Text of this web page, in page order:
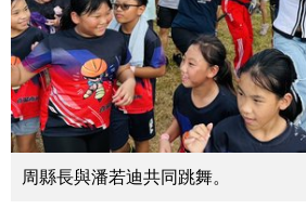
周縣長與潘若迪共同跳舞。